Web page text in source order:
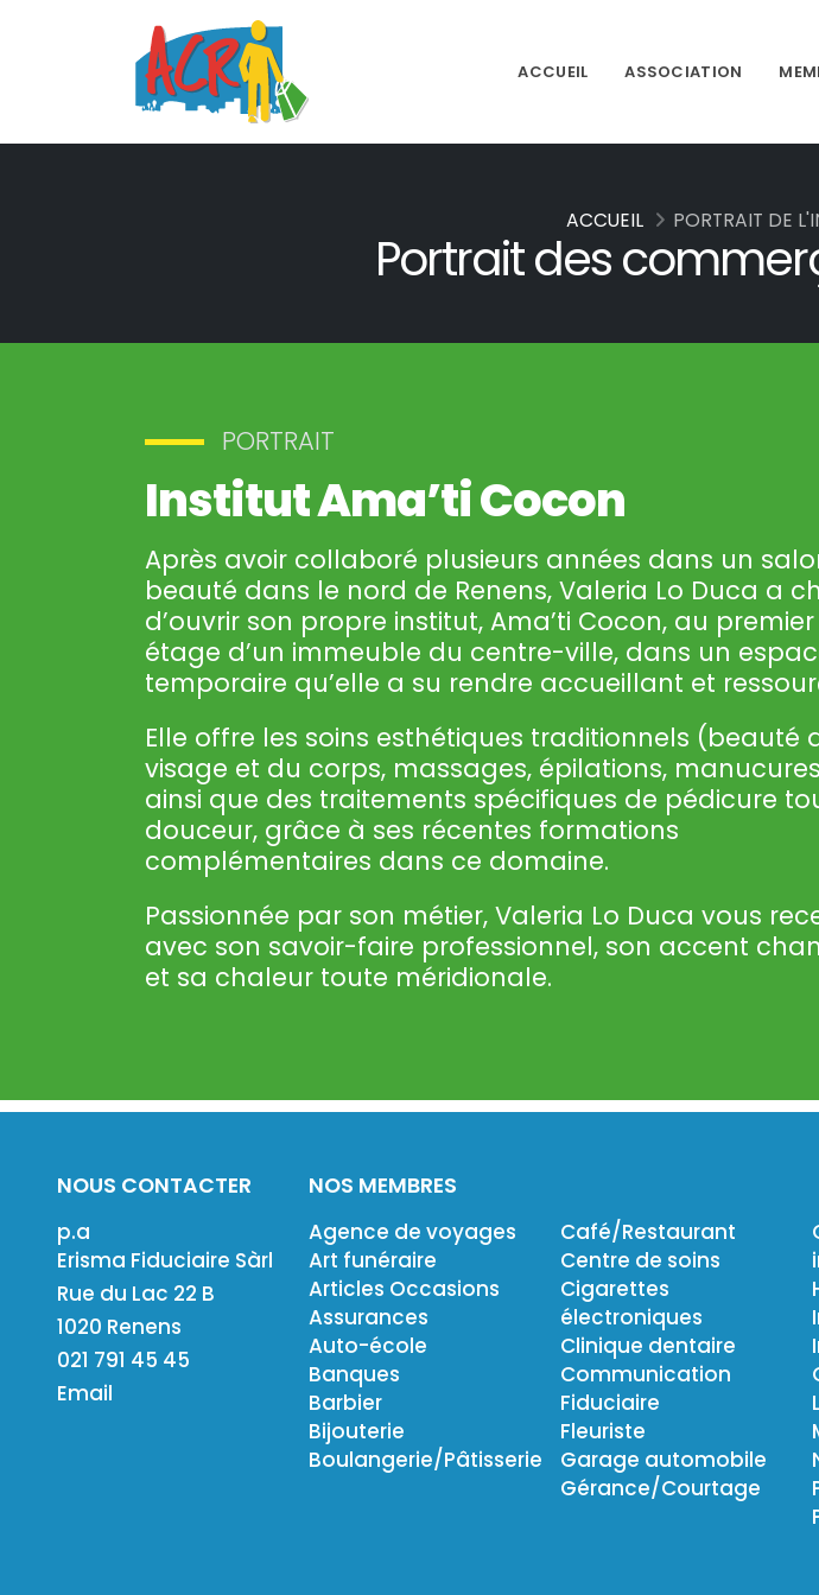
ACCUEIL ASSOCIATION
Portrait des
ACCUEIL PORTRAIT DE
PORTRAIT
Institut Ama’ti Cocon
Après avoir collaboré plusieurs années dans un
beauté dans le nord de Renens, Valeria Lo Duca a
d’ouvrir son propre institut, Ama’ti Cocon, au premier
étage d’un immeuble du centre-ville, dans un
temporaire qu’elle a su rendre accueillant et
Elle offre les soins esthétiques traditionnels (beauté
visage et du corps, massages, épilations,
ainsi que des traitements spécifiques de pédicure
douceur, grâce à ses récentes formations
complémentaires dans ce domaine.
Passionnée par son métier, Valeria Lo Duca vous
avec son savoir-faire professionnel, son accent
et sa chaleur toute méridionale.
NOUS CONTACTER
p.a
Erisma Fiduciaire Sàrl
Rue du Lac 22 B
1020 Renens
021 791 45 45
Email
NOS MEMBRES
Agence de voyages
Art funéraire
Articles Occasions
Assurances
Auto-école
Banques
Barbier
Bijouterie
Boulangerie/Pâtisserie
Café/Restaurant
Centre de soins
Cigarettes
électroniques
Clinique dentaire
Communication
Fiduciaire
Fleuriste
Garage automobile
Gérance/Courtage